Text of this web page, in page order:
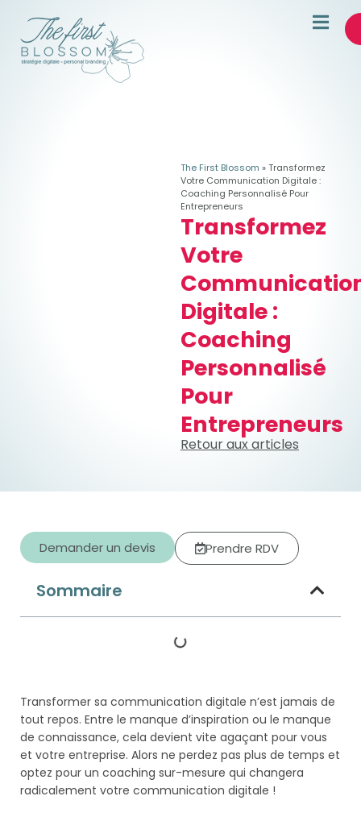
The First Blossom »Transformez
Votre Communication Digitale :
Coaching Personnalisé Pour
Entrepreneurs
Transformez
Votre
Digitale :
Coaching
Personnalisé
Pour
Entrepreneurs
Retour aux articles
Demander un devis Prendre RDV
Sommaire
Transformer sa communication digitale n’est jamais de
tout repos. Entre le manque d’inspiration ou le manque
de connaissance, cela devient vite agaçant pour vous
et votre entreprise. Alors ne perdez pas plus de temps et
optez pour un coaching sur-mesure qui changera
radicalement votre communication digitale !